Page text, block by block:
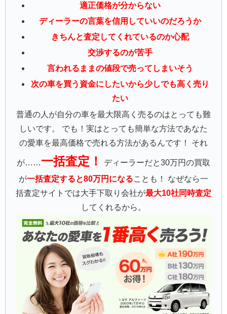
適正価格が分からない
ディーラーの言葉を信用していいのだろうか
きちんと査定してくれているのか心配
交渉するのが苦手
言われるままの値段で売ってしまいそう
次の車を買う資金にしたいから少しでも高く売り
たい
普通の人が自分の車を最大限高く売るのはとっても難
しいです。 でも！実はとっても簡単な方法であなた
の愛車を最高価格で売れる方法があるんです！ それ
が……一括査定！
ディーラーだと30万円の買取
が一括査定すると80万円になることも！ なぜなら一
括査定サイトでは大手下取り会社が最大10社同時査定
してくれるから。